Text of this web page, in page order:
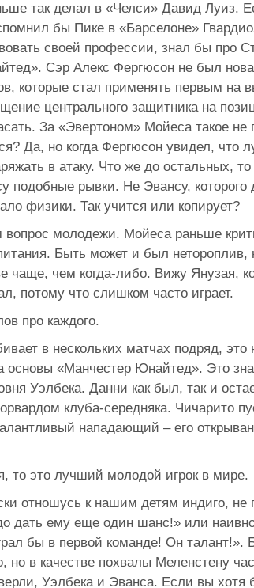
так делал в «Челси» Давид Луиз.
бы Пике в «Барселоне»
своей профессии, знал бы про
Сэр Алекс Фергюсон не был
которые стал применять первым на
центрального защитника на
За «Эвертоном» Мойеса такое
Да, но когда Фергюсон увидел,
в атаку. Что же до остальных,
подобные рывки. Не Эвансу,
физики. Так учится или копирует?
молодежи. Мойеса раньше
Быть может и был
чаще, чем когда-либо. Вижу Янузая,
потому что слишком часто играет.
про каждого.
в нескольких матчах подряд,
основы «Манчестер Юнайтед». Это
Уэлбека. Данни как был, так и
клуба-середняка. Чичарито
нападающий – его
то это лучший молодой игрок в мире.
отношусь к нашим детям индиго,
дать ему еще один шанс!» или
бы в первой команде! Он талант!».
в качестве похвалы Меленстену
Уэлбека и Эванса. Если вы хотя